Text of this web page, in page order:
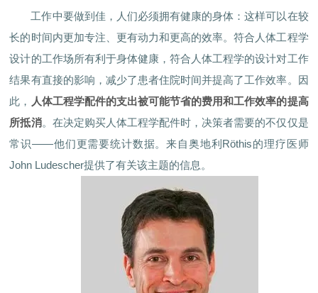
工作中要做到佳，人们必须拥有健康的身体：这样可以在较
长的时间内更加专注、更有动力和更高的效率。符合人体工程学
设计的工作场所有利于身体健康，符合人体工程学的设计对工作
结果有直接的影响，减少了患者住院时间并提高了工作效率。因
此， 人体工程学配件的支出被可能节省的费用和工作效率的提高
所抵消。在决定购买人体工程学配件时，决策者需要的不仅仅是
常识——他们更需要统计数据。来自奥地利Röthis的理疗医师
John Ludescher提供了有关该主题的信息。